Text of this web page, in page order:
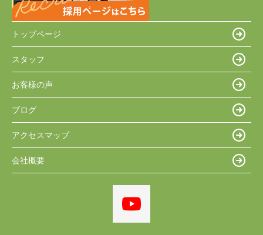
トップページ
スタッフ
お客様の声
ブログ
アクセスマップ
会社概要